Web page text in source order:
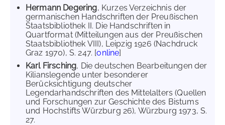
Hermann Degering, Kurzes Verzeichnis der
germanischen Handschriften der Preußischen
Staatsbibliothek II. Die Handschriften in
Quartformat (Mitteilungen aus der Preußischen
Staatsbibliothek VIII), Leipzig 1926 (Nachdruck
Graz 1970), S. 247. [online]
Karl Firsching, Die deutschen Bearbeitungen der
Kilianslegende unter besonderer
Berücksichtigung deutscher
Legendarhandschriften des Mittelalters (Quellen
und Forschungen zur Geschichte des Bistums
und Hochstifts Würzburg 26), Würzburg 1973, S.
27.